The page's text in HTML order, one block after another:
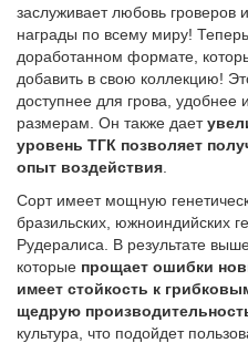
заслуживает любовь гроверов
награды по всему миру!
доработанном формате,
добавить в свою коллекцию!
доступнее для грова,
размерам. Он также дает
уровень ТГК позволяет
опыт воздействия
Сорт имеет мощную
бразильских, южноиндийских
Рудералиса. В результате
которые прощает ошибки
имеет стойкость к
щедрую
культура, что подойдет